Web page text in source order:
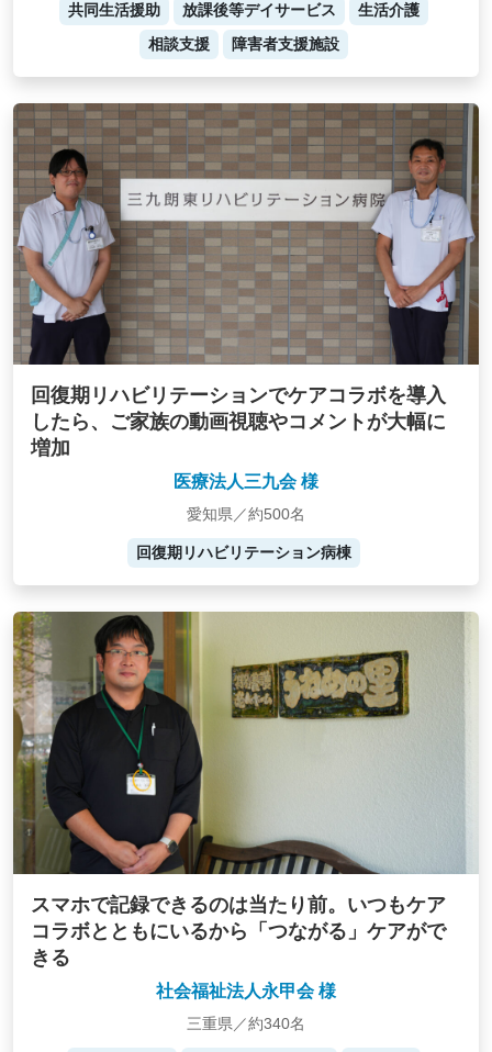
共同生活援助 放課後等デイサービス
生活介護
相談支援
障害者支援施設
回復期リハビリテーションでケアコラボを導入
したら、ご家族の動画視聴やコメントが大幅に
増加
医療法人三九会 様
愛知県／約500名
回復期リハビリテーション病棟
スマホで記録できるのは当たり前。いつもケア
コラボとともにいるから「つながる」ケアがで
きる
社会福祉法人永甲会 様
三重県／約340名